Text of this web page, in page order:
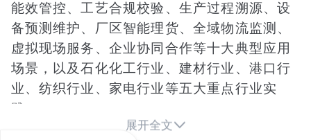
能效管控、工艺合规校验、生产过程溯源、设
备预测维护、厂区智能理货、全域物流监测、
虚拟现场服务、企业协同合作等十大典型应用
场景，以及石化化工行业、建材行业、港口行
业、纺织行业、家电行业等五大重点行业实
践。
展开全文